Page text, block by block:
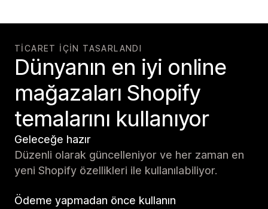
TICARET IÇIN TASARLANDI
Dünyanın en iyi online
mağazaları Shopify
temalarını kullanıyor
Geleceğe hazır
Düzenli olarak güncelleniyor ve her zaman en
yeni Shopify özellikleri ile kullanılabiliyor.
Ödeme yapmadan önce kullanın